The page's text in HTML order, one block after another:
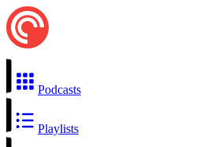
Podcasts
Playlists